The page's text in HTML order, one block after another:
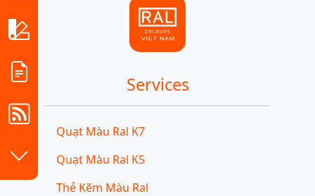
Services
Quạt Màu Ral K7
Quạt Màu Ral K5
Thẻ Kẽm Màu Ral